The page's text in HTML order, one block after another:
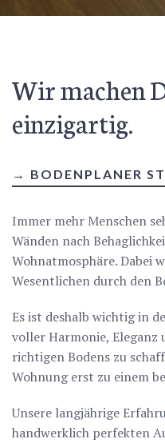
Wir machen
einzigartig.
→ BODENPLANER
Immer mehr Menschen
Wänden nach
Wohnatmosphäre. Dabei
Wesentlichen durch den
Es ist deshalb wichtig in
voller Harmonie, Eleganz
richtigen Bodens zu
Wohnung erst zu einem
Unsere langjährige
handwerklich perfekten